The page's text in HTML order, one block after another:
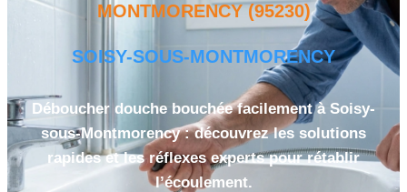
MONTMORENCY (95230)
SOISY-SOUS-MONTMORENCY
Déboucher douche bouchée facilement à Soisy-
sous-Montmorency : découvrez les solutions
rapides et les réflexes experts pour rétablir
l’écoulement.